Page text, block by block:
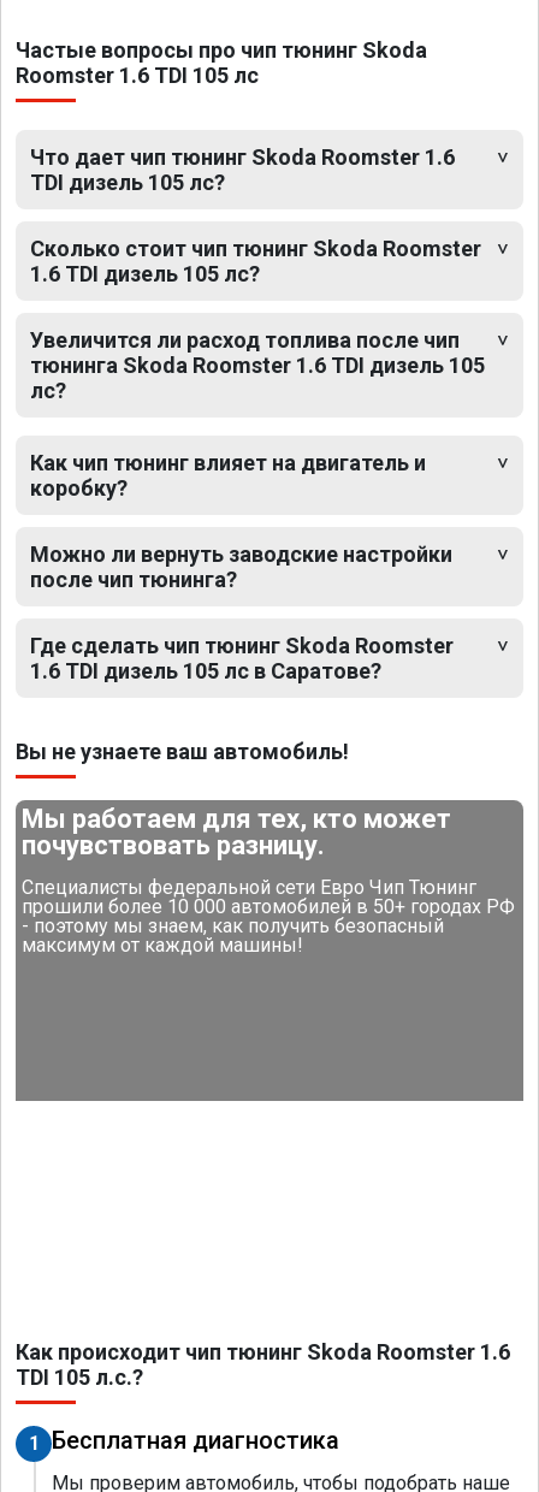
Частые вопросы про чип тюнинг Skoda
Roomster 1.6 TDI 105 лс
Что дает чип тюнинг Skoda Roomster 1.6
TDI дизель 105 лс?
Сколько стоит чип тюнинг Skoda Roomster
1.6 TDI дизель 105 лс?
Увеличится ли расход топлива после чип
тюнинга Skoda Roomster 1.6 TDI дизель 105
лс?
Как чип тюнинг влияет на двигатель и
коробку?
Можно ли вернуть заводские настройки
после чип тюнинга?
Где сделать чип тюнинг Skoda Roomster
1.6 TDI дизель 105 лс в Саратове?
Вы не узнаете ваш автомобиль!
Мы работаем для тех, кто может
почувствовать разницу.
Специалисты федеральной сети Евро Чип Тюнинг
прошили более 10 000 автомобилей в 50+ городах РФ
- поэтому мы знаем, как получить безопасный
максимум от каждой машины!
Как происходит чип тюнинг Skoda Roomster 1.6
TDI 105 л.с.?
1 Бесплатная диагностика
Мы проверим автомобиль, чтобы подобрать наше